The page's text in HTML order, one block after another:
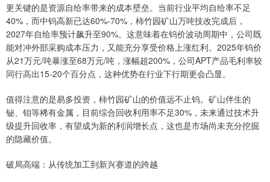
更关键的是资源自给率带来的成本壁垒。当前行业平均自给率不足
40%，而中钨高新已达60%-70%，柿竹园矿山万吨技改完成后，
2027年自给率预计飙升至90%。这意味着在钨价波动周期中，公司既
能对冲外部采购成本压力，又能充分享受价格上涨红利。2025年钨价
从21万元/吨暴涨至68万元/吨，涨幅超200%，公司APT产品毛利率较
同行高出15-20个百分点，这种优势在行业下行期更会凸显。
值得注意的是易多投资，柿竹园矿山的价值远不止钨。矿山伴生的
铋、钼等稀有金属，目前综合回收利用率不足30%，未来通过技术升
级提升回收率，有望成为新的利润增长点，这也是市场尚未充分挖掘
的隐藏价值。
破局高端：从传统加工到新兴赛道的跨越